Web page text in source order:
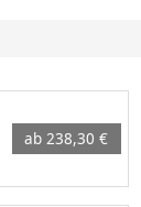
ab 238,30 €